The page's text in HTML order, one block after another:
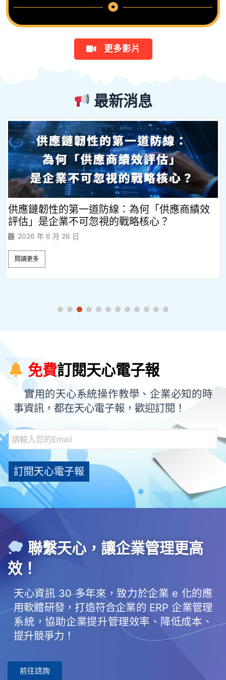
更多影片
最新消息
供應鏈韌性的第一道防線：為何「供應商績效
評估」是企業不可忽視的戰略核心？
2026 年 6 月 26 日
閱讀更多
免費訂閱天心電子報
實用的天心系統操作教學、企業必知的時
事資訊，都在天心電子報，歡迎訂閱！
訂閱天心電子報
聯繫天心，讓企業管理更高
效！
天心資訊 30 多年來，致力於企業 e 化的應
用軟體研發，打造符合企業的 ERP 企業管理
系統，協助企業提升管理效率、降低成本、
提升競爭力！
前往諮詢